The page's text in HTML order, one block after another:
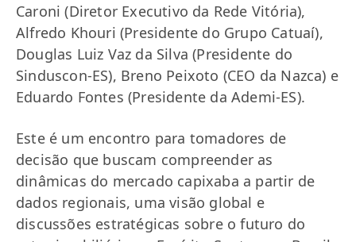
Caroni (Diretor Executivo da Rede Vitória),
Alfredo Khouri (Presidente do Grupo Catuaí),
Douglas Luiz Vaz da Silva (Presidente do
Sinduscon-ES), Breno Peixoto (CEO da Nazca) e
Eduardo Fontes (Presidente da Ademi-ES).
Este é um encontro para tomadores de
decisão que buscam compreender as
dinâmicas do mercado capixaba a partir de
dados regionais, uma visão global e
discussões estratégicas sobre o futuro do